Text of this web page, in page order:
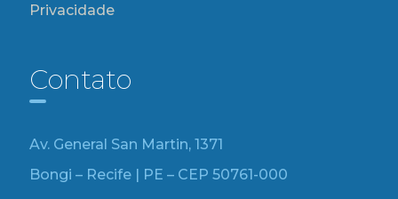
Privacidade
Contato
Av. General San Martin, 1371
Bongi – Recife | PE – CEP 50761-000